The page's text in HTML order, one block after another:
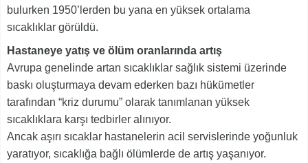
bulurken 1950’lerden bu yana en yüksek ortalama
sıcaklıklar görüldü.
Hastaneye yatış ve ölüm oranlarında artış
Avrupa genelinde artan sıcaklıklar sağlık sistemi üzerinde
baskı oluşturmaya devam ederken bazı hükümetler
tarafından “kriz durumu” olarak tanımlanan yüksek
sıcaklıklara karşı tedbirler alınıyor.
Ancak aşırı sıcaklar hastanelerin acil servislerinde yoğunluk
yaratıyor, sıcaklığa bağlı ölümlerde de artış yaşanıyor.